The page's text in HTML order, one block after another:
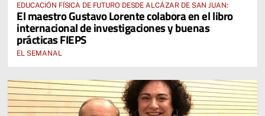
EDUCACIÓN FÍSICA DE FUTURO DESDE ALCÁZAR DE SAN JUAN:
El maestro Gustavo Lorente colabora en el libro
internacional de investigaciones y buenas
prácticas FIEPS
EL SEMANAL